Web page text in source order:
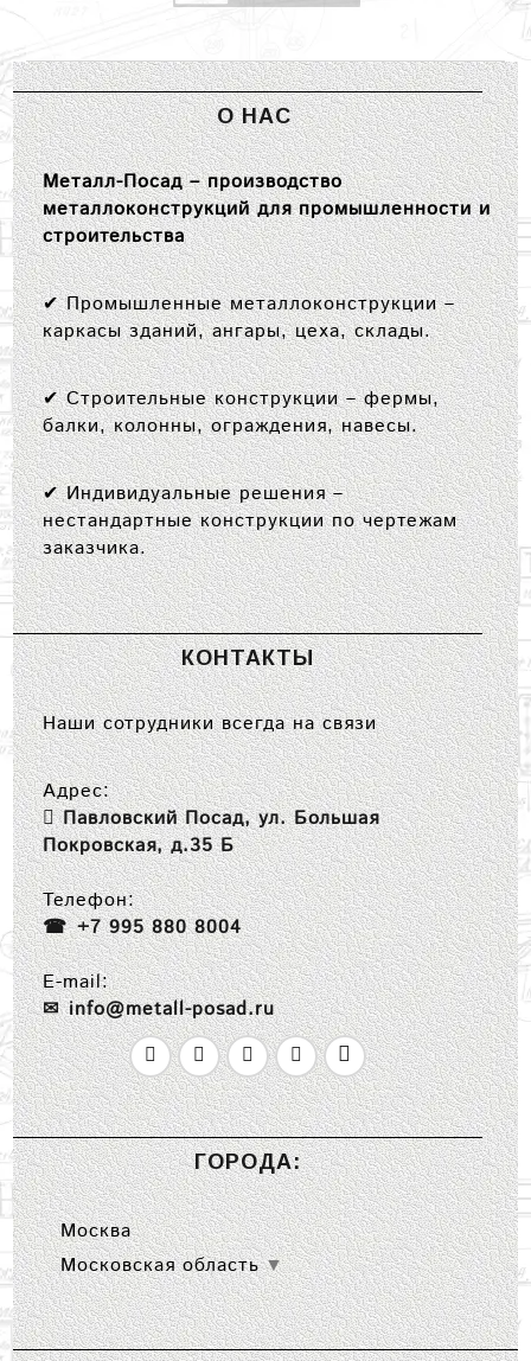
О НАС
Металл-Посад – производство
металлоконструкций для промышленности и
строительства
✔Промышленные металлоконструкции–
каркасы зданий, ангары, цеха, склады.
✔Строительные конструкции– фермы,
балки, колонны, ограждения, навесы.
✔Индивидуальные решения–
нестандартные конструкции по чертежам
заказчика.
КОНТАКТЫ
Наши сотрудники всегда на связи
Адрес:
Павловский Посад, ул. Большая
Покровская, д.35 Б
Телефон:
+7 995 880 8004
E-mail:
info@metall-posad.ru
ГОРОДА:
Москва
Московская область ▼